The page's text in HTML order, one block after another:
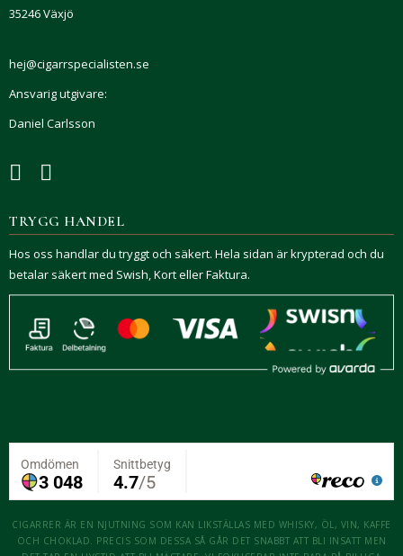
35246 Växjö
hej@cigarrspecialisten.se
Ansvarig utgivare:
Daniel Carlsson
TRYGG HANDEL
Hos oss handlar du tryggt och säkert. Hela sidan är krypterad och du
betalar säkert med Swish, Kort eller Faktura.
CIGARRER ÄR EN NJUTNING SOM KAN LIKSTÄLLAS MED WHISKY, ÖL, VIN, KAFFE
OCH CHOKLAD. PRECIS SOM DESSA SÅ GÅR DET SNABBT ATT BLI INSATT MEN